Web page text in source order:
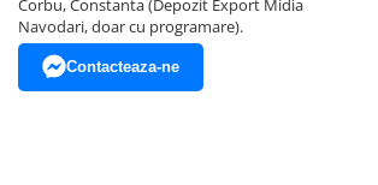
Corbu, Constanta (Depozit Export Midia
Navodari, doar cu programare).
Contacteaza-ne